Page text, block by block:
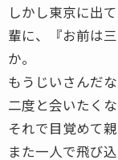
しかし東京に出
輩に、『お前は
か。
もうじいさんだな
二度と会いたく
それで目覚めて
また一人で飛び